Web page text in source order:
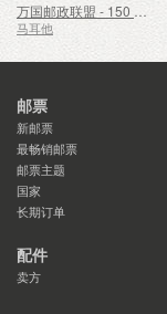
万国邮政联盟 - 150 周年
马耳他
邮票
新邮票
最畅销邮票
邮票主题
国家
长期订单
配件
卖方